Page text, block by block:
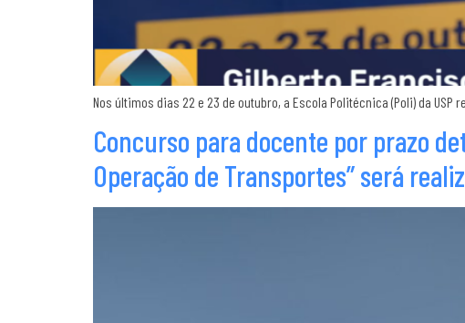
Nos últimos dias 22 e 23 de outubro, a Escola Politécnica (Poli) da
Concurso para docente por prazo
Operação de Transportes” será